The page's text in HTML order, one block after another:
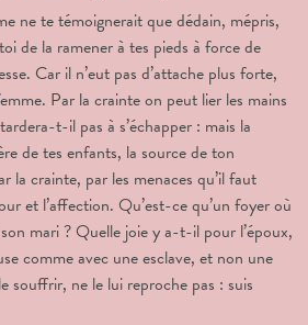
ne te témoignerait que dédain, mépris,
de la ramener à tes pieds à force de
Car il n’eut pas d’attache plus forte,
Par la crainte on peut lier les mains
t-il pas à s’échapper : mais la
de tes enfants, la source de ton
la crainte, par les menaces qu’il faut
et l’affection. Qu’est-ce qu’un foyer où
mari ? Quelle joie y a-t-il pour l’époux,
comme avec une esclave, et non une
souffrir, ne le lui reproche pas : suis